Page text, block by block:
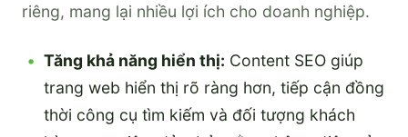
riêng, mang lại nhiều lợi ích cho doanh nghiệp.
Tăng khả năng hiển thị: Content SEO giúp
trang web hiển thị rõ ràng hơn, tiếp cận đồng
thời công cụ tìm kiếm và đối tượng khách